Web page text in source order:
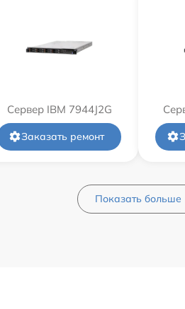
Сервер IBM 7944J2G
Заказать ремонт
Показать больше